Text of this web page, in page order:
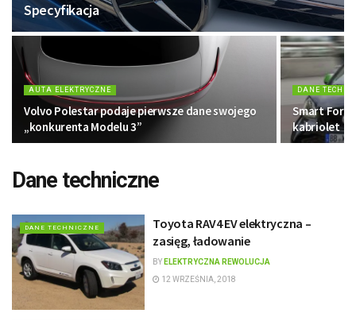
Specyfikacja
AUTA ELEKTRYCZNE
Volvo Polestar podaje pierwsze dane swojego
„konkurenta Modelu 3”
DANE
Smart
kabriolet
Dane techniczne
DANE TECHNICZNE
Toyota RAV4 EV elektryczna –
zasięg, ładowanie
BY ELEKTRYCZNA REWOLUCJA
12 WRZEŚNIA, 2018